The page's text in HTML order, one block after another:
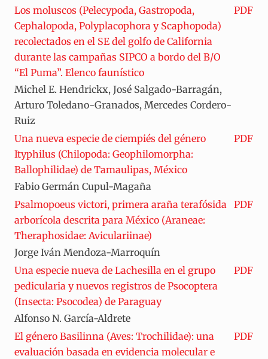
Los moluscos (Pelecypoda, Gastropoda,
Cephalopoda, Polyplacophora y Scaphopoda)
recolectados en el SE del golfo de California
durante las campañas SIPCO a bordo del B/O
“El Puma”. Elenco faunístico
PDF
Michel E. Hendrickx, José Salgado-Barragán,
Arturo Toledano-Granados, Mercedes Cordero-
Ruiz
Una nueva especie de ciempiés del género
Ityphilus (Chilopoda: Geophilomorpha:
Ballophilidae) de Tamaulipas, México
PDF
Fabio Germán Cupul-Magaña
Psalmopoeus victori, primera araña terafósida
arborícola descrita para México (Araneae:
Theraphosidae: Aviculariinae)
PDF
Jorge Iván Mendoza-Marroquín
Una especie nueva de Lachesilla en el grupo
pedicularia y nuevos registros de Psocoptera
(Insecta: Psocodea) de Paraguay
PDF
Alfonso N. García-Aldrete
El género Basilinna (Aves: Trochilidae): una
evaluación basada en evidencia molecular e
PDF